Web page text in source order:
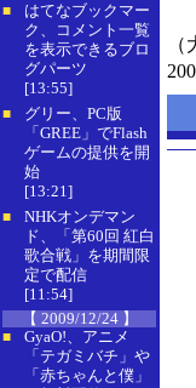
■
はてなブックマー
ク、コメント一覧
を表示できるブロ
グパーツ
[13:55]
■
グリー、PC版
「GREE」でFlash
ゲームの提供を開
始
[13:21]
■
NHKオンデマン
ド、「第60回 紅白
歌合戦」を期間限
定で配信
[11:54]
【 2009/12/24 】
■
GyaO!、アニメ
「テガミバチ」や
「赤ちゃんと僕」